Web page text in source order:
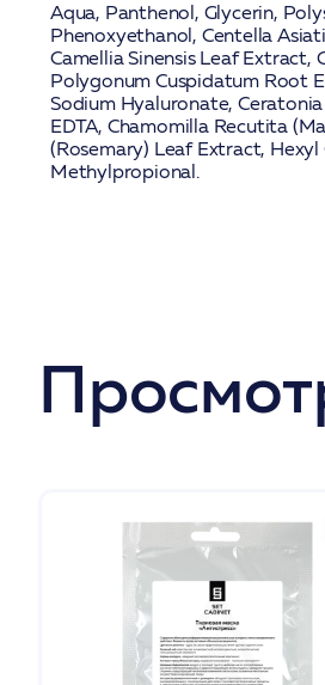
Aqua, Panthenol, Glycerin,
Phenoxyethanol, Centella
Camellia Sinensis Leaf Extract,
Polygonum Cuspidatum Root
Sodium Hyaluronate,
EDTA, Chamomilla Recutita
(Rosemary) Leaf Extract,
Methylpropional.